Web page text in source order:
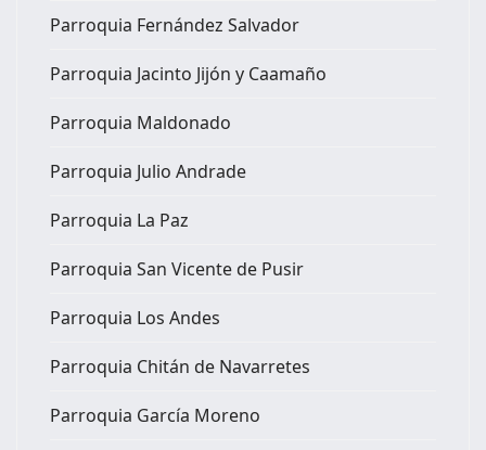
Parroquia Fernández Salvador
Parroquia Jacinto Jijón y Caamaño
Parroquia Maldonado
Parroquia Julio Andrade
Parroquia La Paz
Parroquia San Vicente de Pusir
Parroquia Los Andes
Parroquia Chitán de Navarretes
Parroquia García Moreno